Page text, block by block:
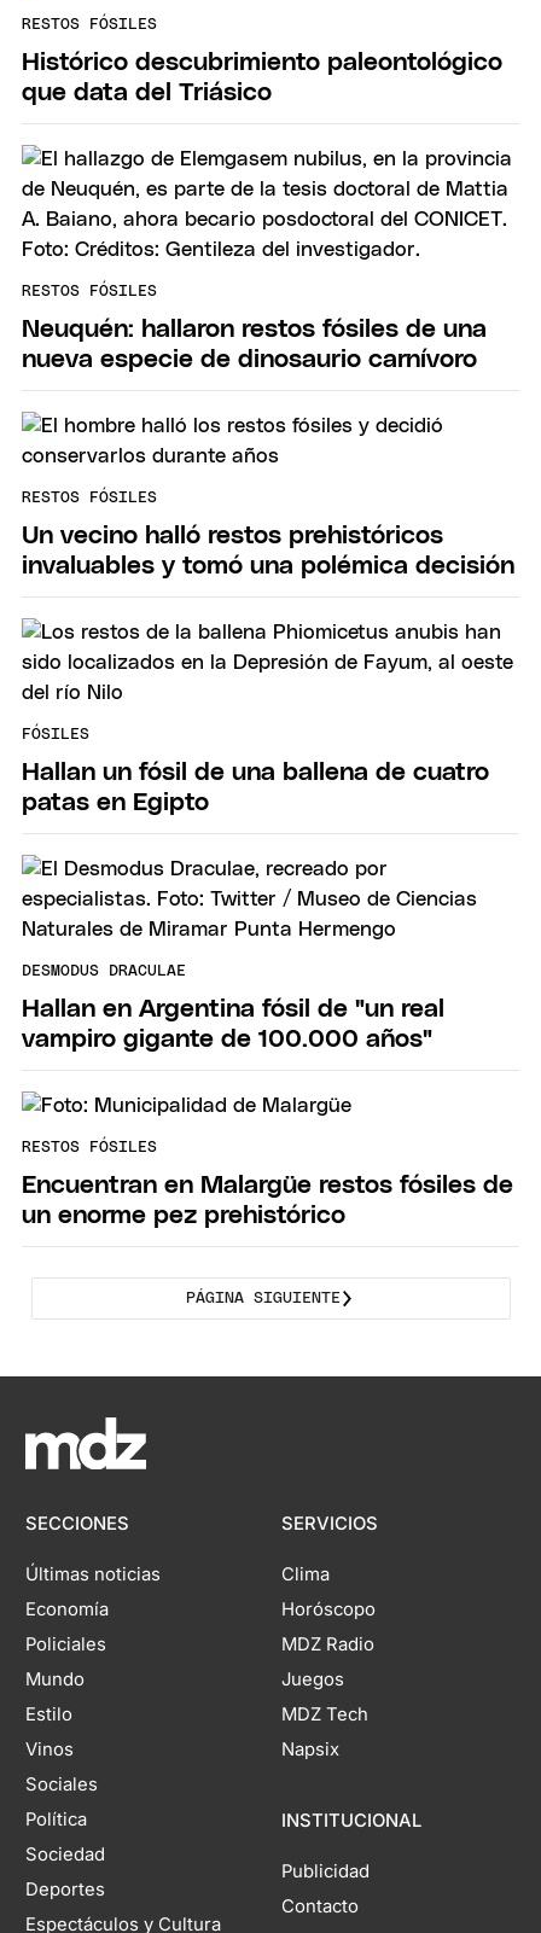
RESTOS FÓSILES
Histórico descubrimiento paleontológico
que data del Triásico
RESTOS FÓSILES
Neuquén: hallaron restos fósiles de una
nueva especie de dinosaurio carnívoro
RESTOS FÓSILES
Un vecino halló restos prehistóricos
invaluables y tomó una polémica decisión
FÓSILES
Hallan un fósil de una ballena de cuatro
patas en Egipto
DESMODUS DRACULAE
Hallan en Argentina fósil de "un real
vampiro gigante de 100.000 años"
RESTOS FÓSILES
Encuentran en Malargüe restos fósiles de
un enorme pez prehistórico
PÁGINA SIGUIENTE
SECCIONES
Últimas noticias
Economía
Policiales
Mundo
Estilo
Vinos
Sociales
Política
Sociedad
Deportes
Espectáculos y Cultura
SERVICIOS
Clima
Horóscopo
MDZ Radio
Juegos
MDZ Tech
Napsix
INSTITUCIONAL
Publicidad
Contacto